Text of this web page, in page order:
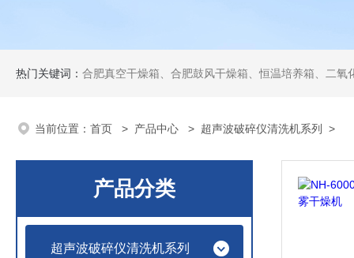
热门关键词： 合肥真空干燥箱、合肥鼓风干燥箱、恒温培养箱、二氧化碳培养箱、恒温
当前位置： 首页 > 产品中心 > 超声波破碎仪清洗机系列 >
产品分类
超声波破碎仪清洗机系列